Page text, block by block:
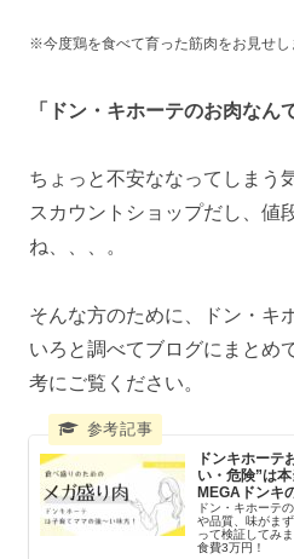
※今度鶏を食べて育った筋肉をお見せし
「ドン・キホーテのお肉なん
ちょっと不安ななってしまう
スカウントショップだし、値
ね、、、。
そんな方のために、ドン・キ
いろと調べてブログにまとめ
考にご覧ください。
ドンキホーテ
い・危険”は
MEGAドンキ
ドン・キホーテ
や品質、味がま
って検証してみ
食費3万円！